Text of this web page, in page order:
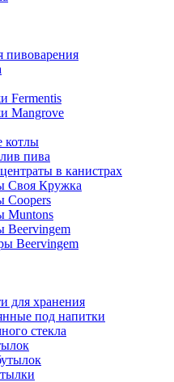
пивоварения
Fermentis
Mangrove
котлы
пива
в канистрах
Своя Кружка
Coopers
Muntons
Beervingem
Beervingem
для хранения
под напитки
стекла